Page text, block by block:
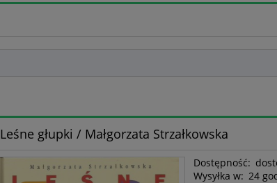
Leśne głupki / Małgorzata Strzałkowska
Dostępność:
Wysyłka w: 24